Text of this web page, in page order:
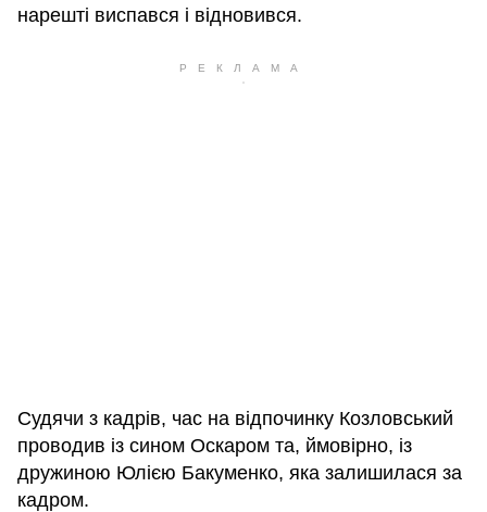
нарешті виспався і відновився.
Судячи з кадрів, час на відпочинку Козловський
проводив із сином Оскаром та, ймовірно, із
дружиною Юлією Бакуменко, яка залишилася за
кадром.